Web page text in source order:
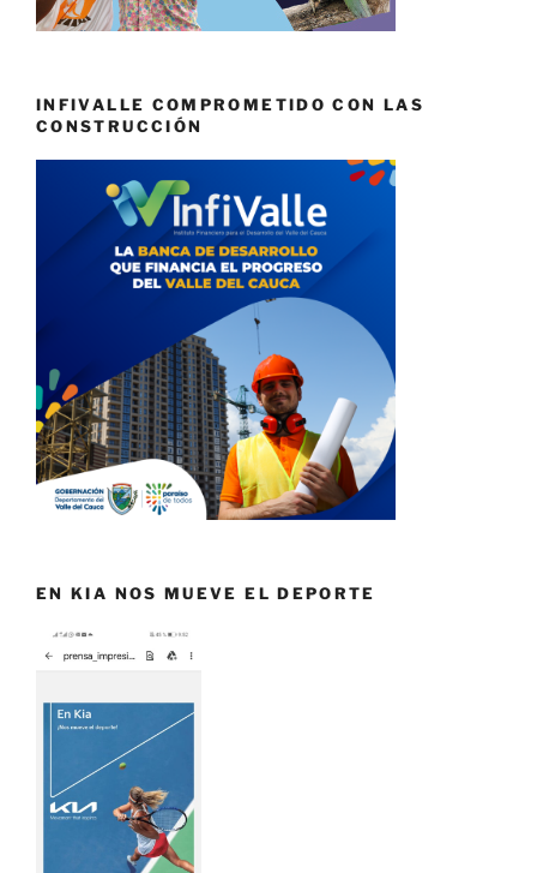
INFIVALLE COMPROMETIDO CON LAS
CONSTRUCCIÓN
EN KIA NOS MUEVE EL DEPORTE